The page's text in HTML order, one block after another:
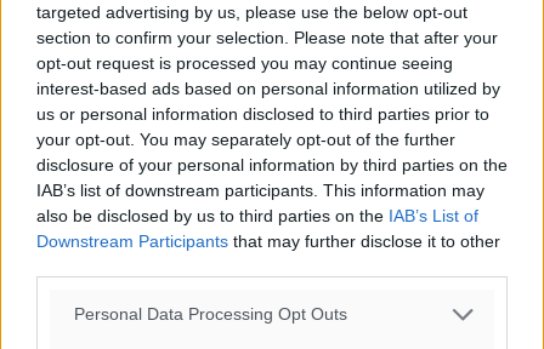
targeted advertising by us, please use the below opt-out
section to confirm your selection. Please note that after your
opt-out request is processed you may continue seeing
interest-based ads based on personal information utilized by
us or personal information disclosed to third parties prior to
your opt-out. You may separately opt-out of the further
disclosure of your personal information by third parties on the
IAB’s list of downstream participants. This information may
also be disclosed by us to third parties on the IAB’s List of
Downstream Participants that may further disclose it to other
Personal Data Processing Opt Outs
0
ΣΧΕΤΙΚΆ
ΔΙΑΒΑΣΕ ΕΠΙΣΗΣ